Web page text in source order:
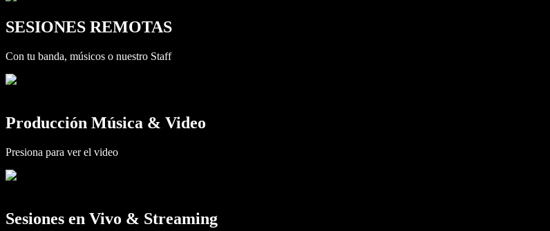
SESIONES REMOTAS
Con tu banda, músicos o nuestro Staff
Producción Música & Video
Presiona para ver el video
Sesiones en Vivo & Streaming